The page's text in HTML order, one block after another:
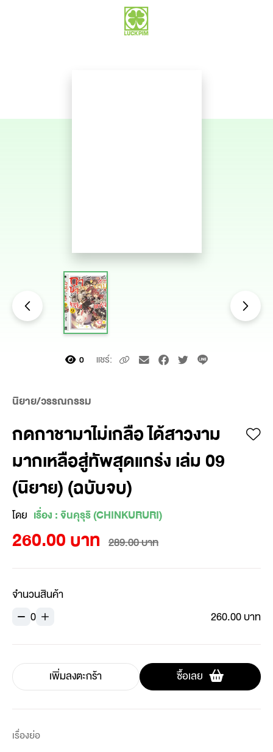
0 แชร์:
นิยาย/วรรณกรรม
กดกาชามาไม่เกลือ ได้สาวงาม
มากเหลือสู่ทัพสุดแกร่ง เล่ม 09
(นิยาย) (ฉบับจบ)
โดย เรื่อง : จินคุรุริ (CHINKURURI)
260.00 บาท 289.00 บาท
จำนวนสินค้า
0
260.00 บาท
เพิ่มลงตะกร้า ซื้อเลย
เรื่องย่อ